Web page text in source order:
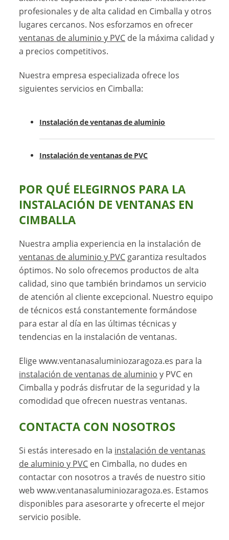
profesionales y de alta calidad en Cimballa y otros
lugares cercanos. Nos esforzamos en ofrecer
ventanas de aluminio y PVC de la máxima calidad y
a precios competitivos.
Nuestra empresa especializada ofrece los
siguientes servicios en Cimballa:
Instalación de ventanas de aluminio
Instalación de ventanas de PVC
POR QUÉ ELEGIRNOS PARA LA
INSTALACIÓN DE VENTANAS EN
CIMBALLA
Nuestra amplia experiencia en la instalación de
ventanas de aluminio y PVC garantiza resultados
óptimos. No solo ofrecemos productos de alta
calidad, sino que también brindamos un servicio
de atención al cliente excepcional. Nuestro equipo
de técnicos está constantemente formándose
para estar al día en las últimas técnicas y
tendencias en la instalación de ventanas.
Elige www.ventanasaluminiozaragoza.es para la
instalación de ventanas de aluminio y PVC en
Cimballa y podrás disfrutar de la seguridad y la
comodidad que ofrecen nuestras ventanas.
CONTACTA CON NOSOTROS
Si estás interesado en la instalación de ventanas
de aluminio y PVC en Cimballa, no dudes en
contactar con nosotros a través de nuestro sitio
web www.ventanasaluminiozaragoza.es. Estamos
disponibles para asesorarte y ofrecerte el mejor
servicio posible.